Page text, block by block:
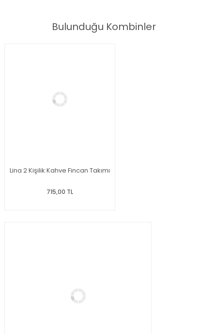
Bulunduğu Kombinler
Lina 2 Kişilik Kahve Fincan Takımı
715,00 TL